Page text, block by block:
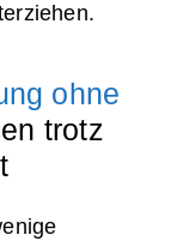
ohne
trotz